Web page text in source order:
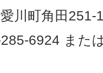
川町角田251-
6924 また